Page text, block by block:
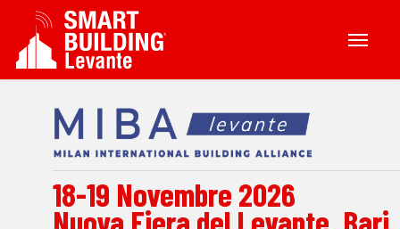
main
content
Menu
18-19 Novembre 2026
Nuova Fiera del Levante, Bari